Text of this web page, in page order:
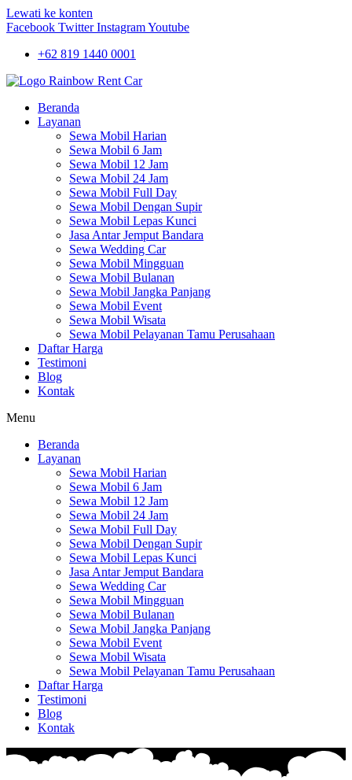
Lewati ke konten
Facebook Twitter InstagramYoutube
+62 819 1440 0001
Beranda
Layanan
Sewa Mobil Harian
Sewa Mobil 6 Jam
Sewa Mobil 12 Jam
Sewa Mobil 24 Jam
Sewa Mobil Full Day
Sewa Mobil Dengan Supir
Sewa Mobil Lepas Kunci
Jasa Antar Jemput Bandara
Sewa Wedding Car
Sewa Mobil Mingguan
Sewa Mobil Bulanan
Sewa Mobil Jangka Panjang
Sewa Mobil Event
Sewa Mobil Wisata
Sewa Mobil Pelayanan Tamu Perusahaan
Daftar Harga
Testimoni
Blog
Kontak
Menu
Beranda
Layanan
Sewa Mobil Harian
Sewa Mobil 6 Jam
Sewa Mobil 12 Jam
Sewa Mobil 24 Jam
Sewa Mobil Full Day
Sewa Mobil Dengan Supir
Sewa Mobil Lepas Kunci
Jasa Antar Jemput Bandara
Sewa Wedding Car
Sewa Mobil Mingguan
Sewa Mobil Bulanan
Sewa Mobil Jangka Panjang
Sewa Mobil Event
Sewa Mobil Wisata
Sewa Mobil Pelayanan Tamu Perusahaan
Daftar Harga
Testimoni
Blog
Kontak